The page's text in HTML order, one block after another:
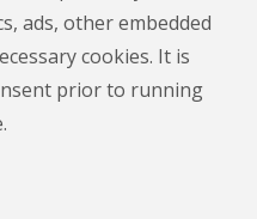
ads, other embedded
cookies. It is
prior to running